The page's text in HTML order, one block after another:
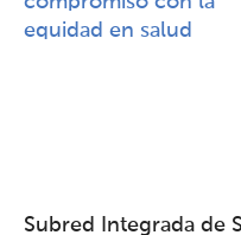
equidad en salud
Subred Integrada de